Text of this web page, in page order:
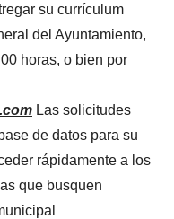
su currículum
del Ayuntamiento,
horas, o bien por
Las solicitudes
de datos para su
rápidamente a los
que busquen